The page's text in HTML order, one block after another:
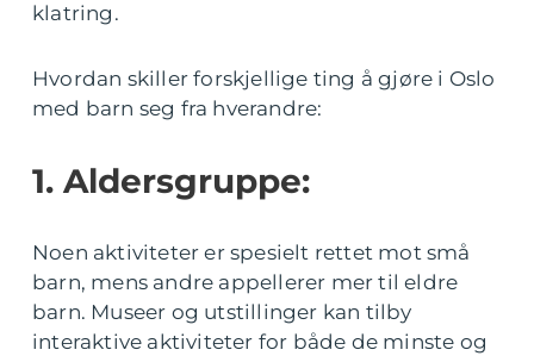
klatring.
Hvordan skiller forskjellige ting å gjøre i Oslo
med barn seg fra hverandre:
1. Aldersgruppe:
Noen aktiviteter er spesielt rettet mot små
barn, mens andre appellerer mer til eldre
barn. Museer og utstillinger kan tilby
interaktive aktiviteter for både de minste og